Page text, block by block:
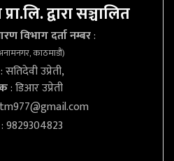
द्वारा सञ्चालित
विभाग दर्ता नम्बर:
काठमाडौं)
: सतिदेवी उप्रेती,
: डिआर उप्रेती
: 9829304823